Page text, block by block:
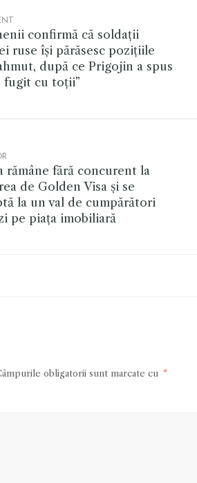
confirmă că soldații
ruse își părăsesc pozițiile
după ce Prigojin a spus
fugit cu toții”
rămâne fără concurent la
de Golden Visa și se
la un val de cumpărători
pe piața imobiliară
obligatorii sunt marcate cu *